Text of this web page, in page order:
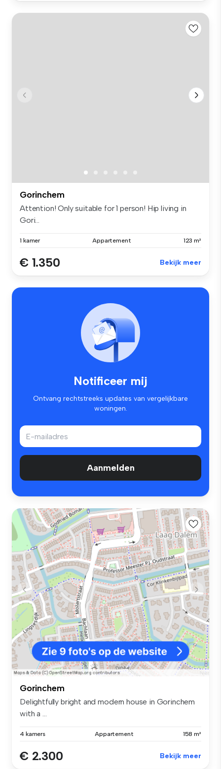
Gorinchem
Attention! Only suitable for 1 person! Hip living in
Gori...
1 kamer Appartement 123 m²
€ 1.350 Bekijk meer
Notificeer mij
Ontvang rechtstreeks updates van vergelijkbare
woningen.
Aanmelden
Gorinchem
Delightfully bright and modern house in Gorinchem
with a ...
4 kamers Appartement 158 m²
€ 2.300 Bekijk meer